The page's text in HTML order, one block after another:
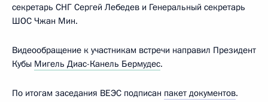
секретарь СНГ Сергей Лебедев и Генеральный секретарь
ШОС Чжан Мин.
Видеообращение к участникам встречи направил Президент
Кубы Мигель Диас-Канель Бермудес.
По итогам заседания ВЕЭС подписан пакет документов.